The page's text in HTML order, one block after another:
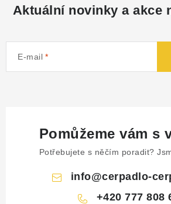
Aktuální novinky a akce
E-mail
Pomůžeme vám s
Potřebujete s něčím poradit?
info@cerpadlo-
+420 777 808